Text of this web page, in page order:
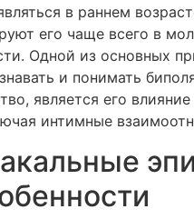
в раннем
его чаще всего в
Одной из основных
и понимать
является его
интимные